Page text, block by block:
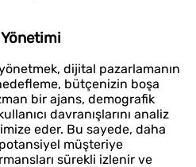
dijital pazarlamanın
hedefleme, bütçenizin boşa
bir ajans, demografik
davranışlarını analiz
eder. Bu sayede, daha
müşteriye
sürekli izlenir ve